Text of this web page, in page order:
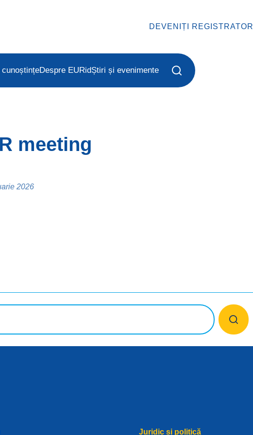
DEVENIȚI REGISTRATOR
Despre EURidȘtiri și evenimente
meeting
2026
Juridic și politică